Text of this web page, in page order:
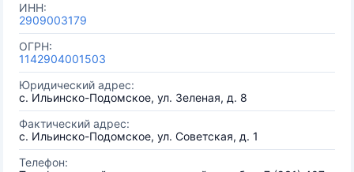
ИНН:
2909003179
ОГРН:
1142904001503
Юридический адрес:
с. Ильинско-Подомское, ул. Зеленая, д. 8
Фактический адрес:
с. Ильинско-Подомское, ул. Советская, д. 1
Телефон: